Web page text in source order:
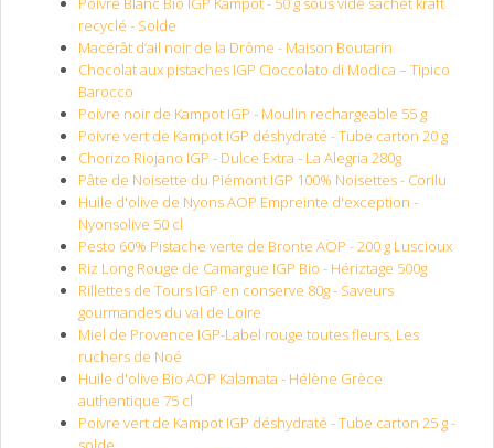
recyclé - Solde
Macérât d’ail noir de la Drôme - Maison Boutarin
Chocolat aux pistaches IGP Cioccolato di Modica – Tipico
Barocco
Poivre noir de Kampot IGP - Moulin rechargeable 55 g
Poivre vert de Kampot IGP déshydraté - Tube carton 20 g
Chorizo Riojano IGP - Dulce Extra - La Alegria 280g
Pâte de Noisette du Piémont IGP 100% Noisettes - Corilu
Huile d'olive de Nyons AOP Empreinte d'exception -
Nyonsolive 50 cl
Pesto 60% Pistache verte de Bronte AOP - 200 g Luscioux
Riz Long Rouge de Camargue IGP Bio - Hériztage 500g
Rillettes de Tours IGP en conserve 80g - Saveurs
gourmandes du val de Loire
Miel de Provence IGP-Label rouge toutes fleurs, Les
ruchers de Noé
Huile d'olive Bio AOP Kalamata - Hélène Grèce
authentique 75 cl
Poivre vert de Kampot IGP déshydraté - Tube carton 25 g -